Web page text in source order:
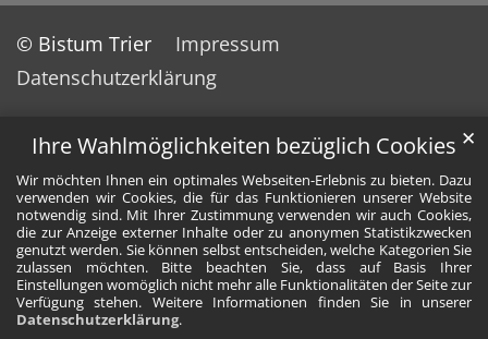
Ihre Wahlmöglichkeiten bezüglich Cookies
Wir möchten Ihnen ein optimales Webseiten-Erlebnis zu bieten. Dazu
verwenden wir Cookies, die für das Funktionieren unserer Website
notwendig sind. Mit Ihrer Zustimmung verwenden wir auch Cookies,
die zur Anzeige externer Inhalte oder zu anonymen Statistikzwecken
genutzt werden. Sie können selbst entscheiden, welche Kategorien Sie
zulassen möchten. Bitte beachten Sie, dass auf Basis Ihrer
Einstellungen womöglich nicht mehr alle Funktionalitäten der Seite zur
Verfügung stehen. Weitere Informationen finden Sie in unserer
Datenschutzerklärung.
✕
© Bistum Trier
Impressum
Datenschutzerklärung